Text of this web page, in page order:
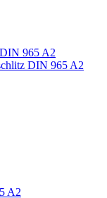
965 A2
DIN 965 A2
A2